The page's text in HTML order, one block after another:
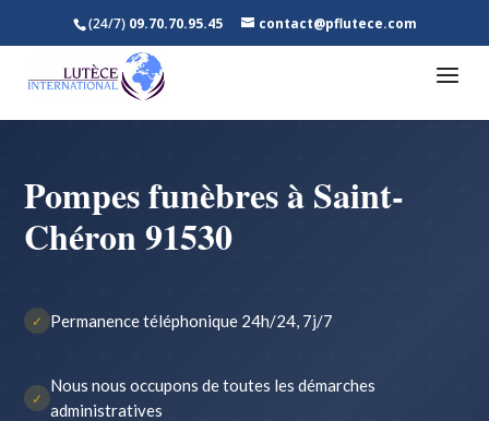
(24/7) 09.70.70.95.45 contact@pflutece.com
Pompes funèbres à Saint-
Chéron 91530
✓ Permanence téléphonique 24h/24, 7j/7
✓
Nous nous occupons de toutes les démarches
administratives